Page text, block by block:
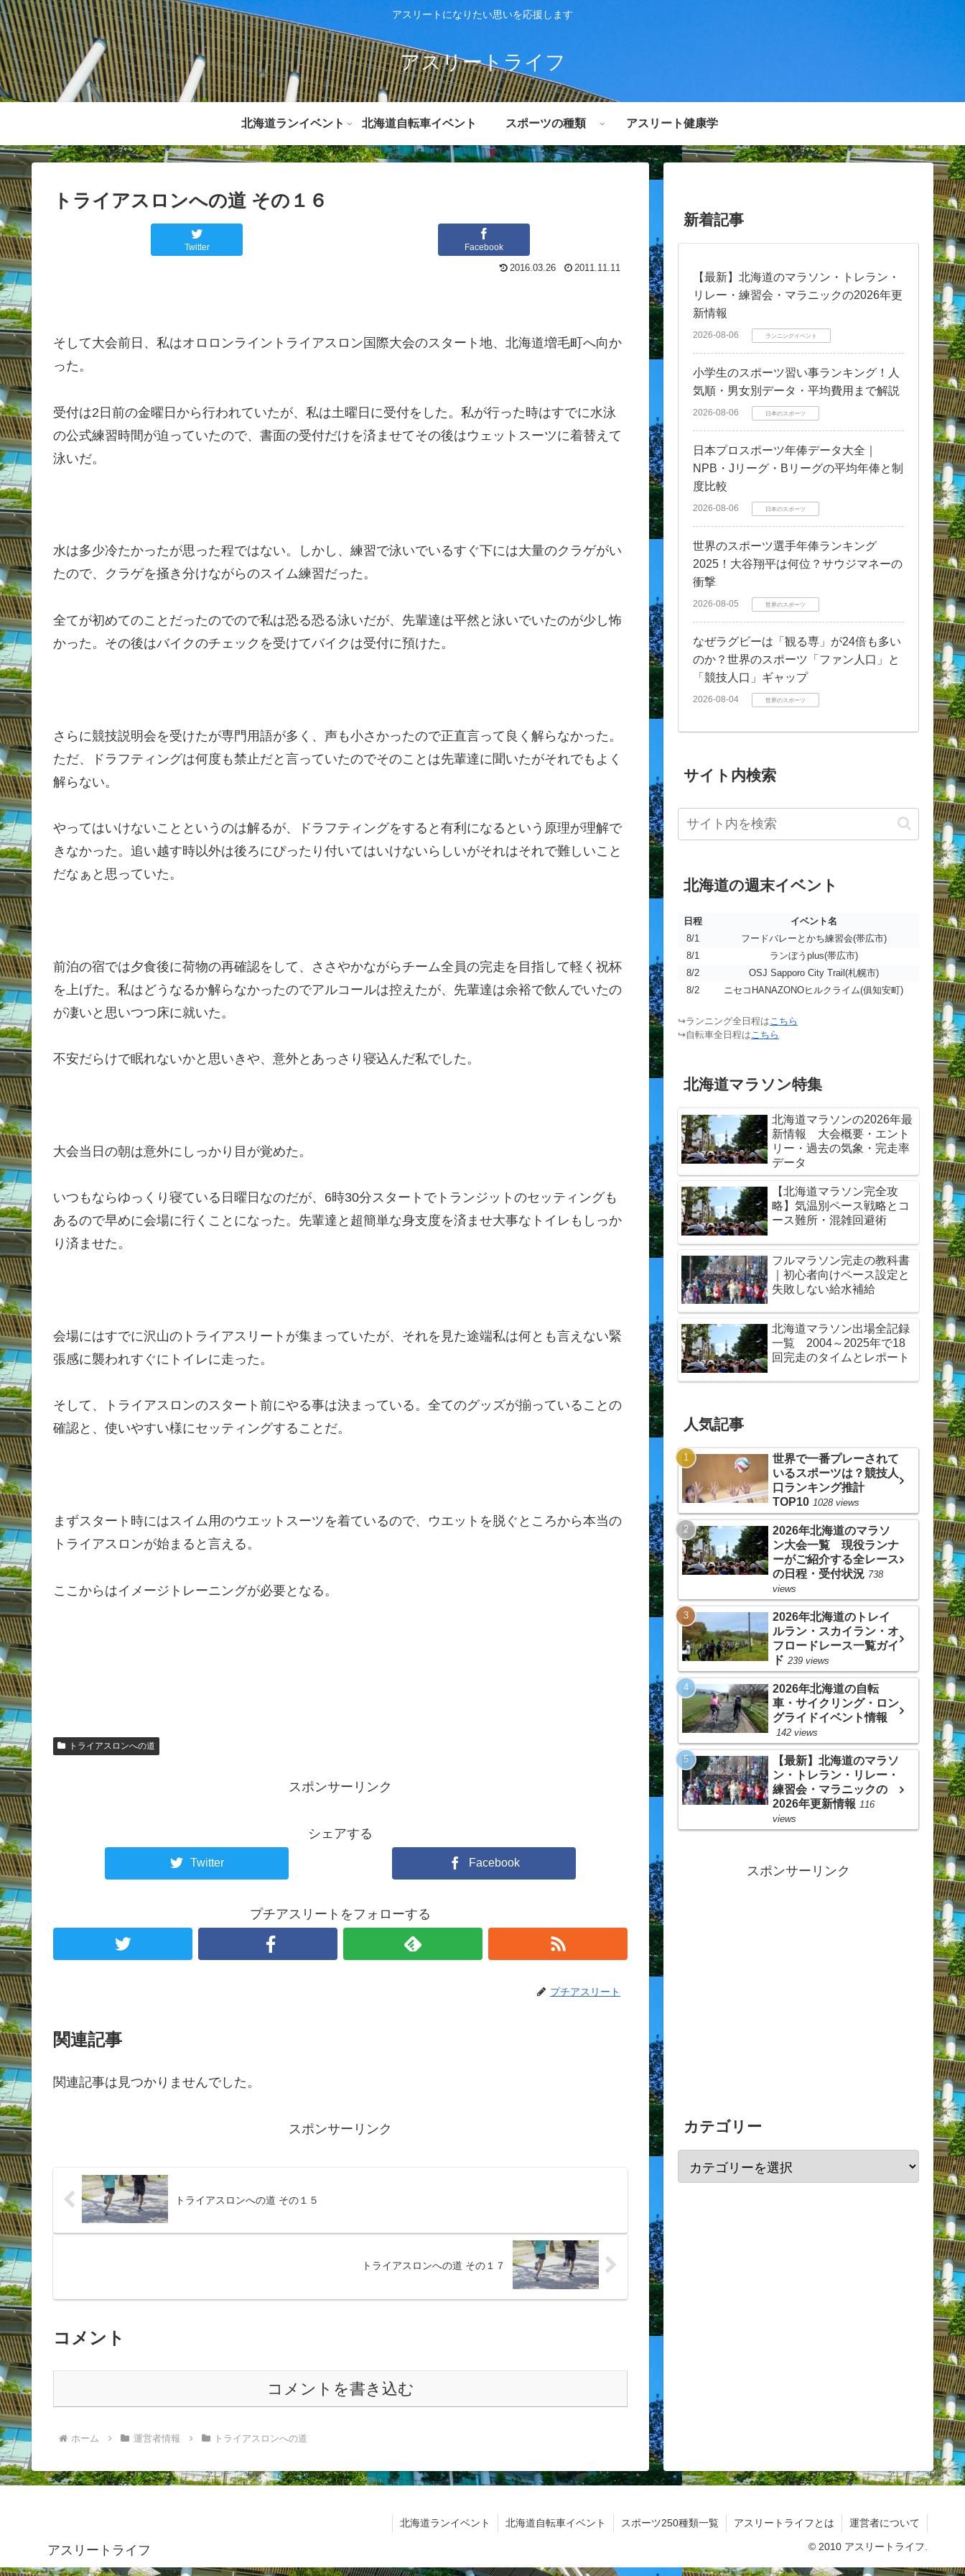
アスリートになりたい思いを応援します
アスリートライフ
北海道ランイベント 北海道自転車イベント スポーツの種類 アスリート健康学
トライアスロンへの道 その１６
Twitter Facebook
2016.03.26 2011.11.11
そして大会前日、私はオロロンライントライアスロン国際大会のスタート地、北海道増毛町へ向か
った。
受付は2日前の金曜日から行われていたが、私は土曜日に受付をした。私が行った時はすでに水泳
の公式練習時間が迫っていたので、書面の受付だけを済ませてその後はウェットスーツに着替えて
泳いだ。
水は多少冷たかったが思った程ではない。しかし、練習で泳いでいるすぐ下には大量のクラゲがい
たので、クラゲを掻き分けながらのスイム練習だった。
全てが初めてのことだったのでので私は恐る恐る泳いだが、先輩達は平然と泳いでいたのが少し怖
かった。その後はバイクのチェックを受けてバイクは受付に預けた。
さらに競技説明会を受けたが専門用語が多く、声も小さかったので正直言って良く解らなかった。
ただ、ドラフティングは何度も禁止だと言っていたのでそのことは先輩達に聞いたがそれでもよく
解らない。
やってはいけないことというのは解るが、ドラフティングをすると有利になるという原理が理解で
きなかった。追い越す時以外は後ろにぴったり付いてはいけないらしいがそれはそれで難しいこと
だなぁと思っていた。
前泊の宿では夕食後に荷物の再確認をして、ささやかながらチーム全員の完走を目指して軽く祝杯
を上げた。私はどうなるか解らなかったのでアルコールは控えたが、先輩達は余裕で飲んでいたの
が凄いと思いつつ床に就いた。
不安だらけで眠れないかと思いきや、意外とあっさり寝込んだ私でした。
大会当日の朝は意外にしっかり目が覚めた。
いつもならゆっくり寝ている日曜日なのだが、6時30分スタートでトランジットのセッティングも
あるので早めに会場に行くことになった。先輩達と超簡単な身支度を済ませ大事なトイレもしっか
り済ませた。
会場にはすでに沢山のトライアスリートが集まっていたが、それを見た途端私は何とも言えない緊
張感に襲われすぐにトイレに走った。
そして、トライアスロンのスタート前にやる事は決まっている。全てのグッズが揃っていることの
確認と、使いやすい様にセッティングすることだ。
まずスタート時にはスイム用のウエットスーツを着ているので、ウエットを脱ぐところから本当の
トライアスロンが始まると言える。
ここからはイメージトレーニングが必要となる。
トライアスロンへの道
スポンサーリンク
シェアする
Twitter Facebook
プチアスリートをフォローする
プチアスリート
関連記事
関連記事は見つかりませんでした。
スポンサーリンク
トライアスロンへの道 その１５
トライアスロンへの道 その１７
コメント
コメントを書き込む
ホーム 運営者情報 トライアスロンへの道
新着記事
【最新】北海道のマラソン・トレラン・
リレー・練習会・マラニックの2026年更
新情報
2026-08-06 ランニングイベント
小学生のスポーツ習い事ランキング！人
気順・男女別データ・平均費用まで解説
2026-08-06 日本のスポーツ
日本プロスポーツ年俸データ大全｜
NPB・Jリーグ・Bリーグの平均年俸と制
度比較
2026-08-06 日本のスポーツ
世界のスポーツ選手年俸ランキング
2025！大谷翔平は何位？サウジマネーの
衝撃
2026-08-05 世界のスポーツ
なぜラグビーは「観る専」が24倍も多い
のか？世界のスポーツ「ファン人口」と
「競技人口」ギャップ
2026-08-04 世界のスポーツ
サイト内検索
北海道の週末イベント
日程
イベント名
日程
イベント名
8/1
フードバレーとかち練習会(帯広市)
8/1
ランぼうplus(帯広市)
8/2
OSJ Sapporo City Trail(札幌市)
8/2
ニセコHANAZONOヒルクライム(俱知安町)
↪ランニング全日程は こちら
↪自転車全日程は こちら
北海道マラソン特集
北海道マラソンの2026年最
新情報 大会概要・エント
リー・過去の気象・完走率
データ
【北海道マラソン完全攻
略】気温別ペース戦略とコ
ース難所・混雑回避術
フルマラソン完走の教科書
｜初心者向けペース設定と
失敗しない給水補給
北海道マラソン出場全記録
一覧 2004～2025年で18
回完走のタイムとレポート
人気記事
世界で一番プレーされて
いるスポーツは？競技人
口ランキング推計
TOP10 1028 views
2026年北海道のマラソ
ン大会一覧 現役ランナ
ーがご紹介する全レース
の日程・受付状況 738
views
2026年北海道のトレイ
ルラン・スカイラン・オ
フロードレース一覧ガイ
ド 239 views
2026年北海道の自転
車・サイクリング・ロン
グライドイベント情報
142 views
【最新】北海道のマラソ
ン・トレラン・リレー・
練習会・マラニックの
2026年更新情報 116
views
スポンサーリンク
カテゴリー
アスリートライフ
北海道ランイベント 北海道自転車イベント スポーツ250種類一覧 アスリートライフとは 運営者について
© 2010 アスリートライフ.